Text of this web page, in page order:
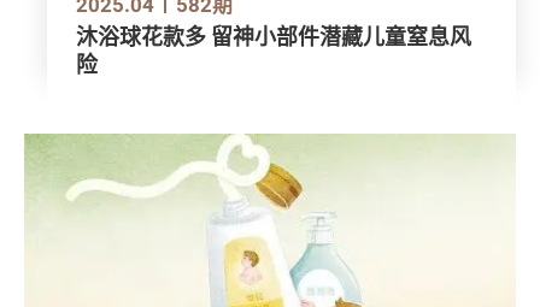
沐浴球花款多 留神小部件潜藏儿童窒息风
险